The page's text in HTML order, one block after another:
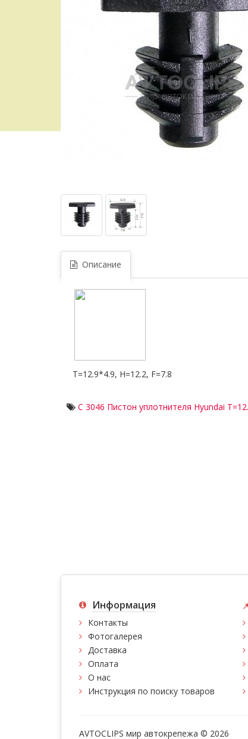
Описание
T=12.9*4.9, H=12.2, F=7.8
C 3046 Пистон уплотнителя Hyundai
Информация
Контакты
Фотогалерея
Доставка
Оплата
О нас
Инструкция по поиску товаров
AVTOCLIPS мир автокрепежа © 2026